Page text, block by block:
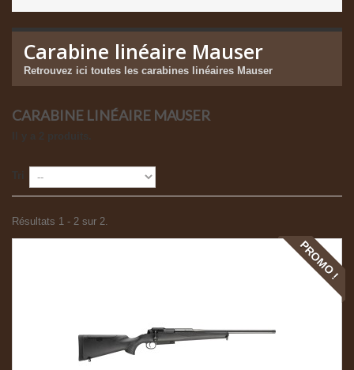
Carabine linéaire Mauser
Retrouvez ici toutes les carabines linéaires Mauser
CARABINE LINÉAIRE MAUSER
Résultats 1 - 2 sur 2.
PROMO !